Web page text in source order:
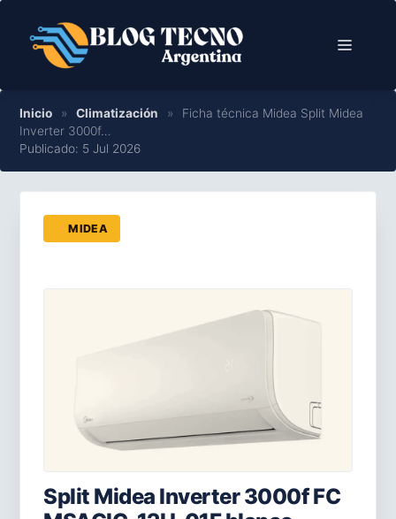
contenido
Menú
Inicio » Climatización »
Ficha técnica Midea Split Midea
Inverter 3000f…
Publicado: 5 Jul 2026
MIDEA
Split Midea Inverter 3000f FC